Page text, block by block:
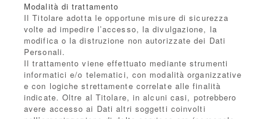
Modalità di trattamento
Il Titolare adotta le opportune misure di sicurezza
volte ad impedire l’accesso, la divulgazione, la
modifica o la distruzione non autorizzate dei Dati
Personali.
Il trattamento viene effettuato mediante strumenti
informatici e/o telematici, con modalità organizzative
e con logiche strettamente correlate alle finalità
indicate. Oltre al Titolare, in alcuni casi, potrebbero
avere accesso ai Dati altri soggetti coinvolti